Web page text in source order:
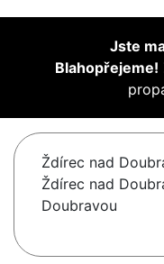
Jste
Blahopřejeme!
Ždírec nad
Ždírec nad
Doubravou